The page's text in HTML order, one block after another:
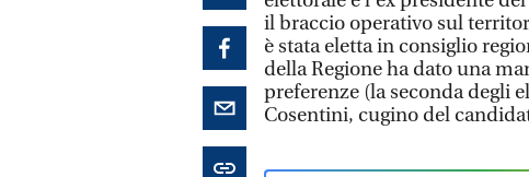
il braccio operativo sul
è stata eletta in consiglio
della Regione ha dato una
preferenze (la seconda degli
Cosentini, cugino del